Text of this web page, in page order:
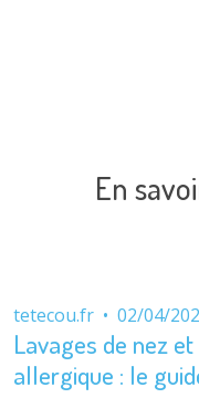
En
tetecou.fr • 02/04/
Lavages de nez
allergique : le